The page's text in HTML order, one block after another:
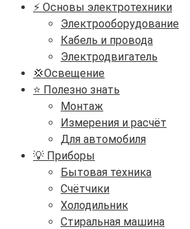
⚡ Основы электротехники
Электрооборудование
Кабель и провода
Электродвигатель
💢Освещение
⭐ Полезно знать
Монтаж
Измерения и расчёт
Для автомобиля
💡 Приборы
Бытовая техника
Счётчики
Холодильник
Стиральная машина